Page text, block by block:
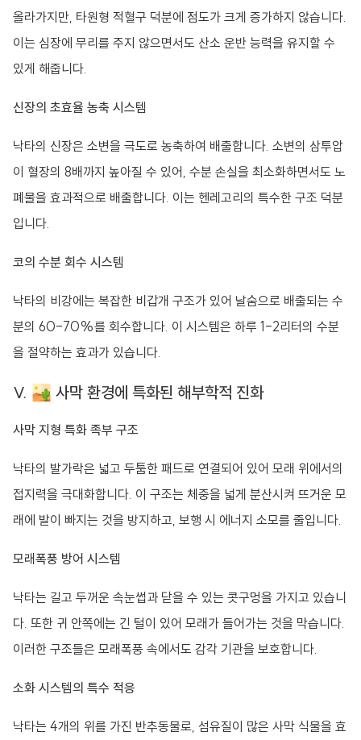
올라가지만, 타원형 적혈구 덕분에 점도가 크게 증가하지 않습니다.
이는 심장에 무리를 주지 않으면서도 산소 운반 능력을 유지할 수
있게 해줍니다.
신장의 초효율 농축 시스템
낙타의 신장은 소변을 극도로 농축하여 배출합니다. 소변의 삼투압
이 혈장의 8배까지 높아질 수 있어, 수분 손실을 최소화하면서도 노
폐물을 효과적으로 배출합니다. 이는 헨레고리의 특수한 구조 덕분
입니다.
코의 수분 회수 시스템
낙타의 비강에는 복잡한 비갑개 구조가 있어 날숨으로 배출되는 수
분의 60-70%를 회수합니다. 이 시스템은 하루 1-2리터의 수분
을 절약하는 효과가 있습니다.
V. 🏜️ 사막 환경에 특화된 해부학적 진화
사막 지형 특화 족부 구조
낙타의 발가락은 넓고 두툼한 패드로 연결되어 있어 모래 위에서의
접지력을 극대화합니다. 이 구조는 체중을 넓게 분산시켜 뜨거운 모
래에 발이 빠지는 것을 방지하고, 보행 시 에너지 소모를 줄입니다.
모래폭풍 방어 시스템
낙타는 길고 두꺼운 속눈썹과 닫을 수 있는 콧구멍을 가지고 있습니
다. 또한 귀 안쪽에는 긴 털이 있어 모래가 들어가는 것을 막습니다.
이러한 구조들은 모래폭풍 속에서도 감각 기관을 보호합니다.
소화 시스템의 특수 적응
낙타는 4개의 위를 가진 반추동물로, 섬유질이 많은 사막 식물을 효